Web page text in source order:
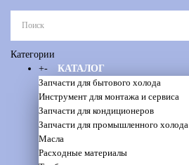
Категории
+-
КАТАЛОГ
Запчасти для бытового холода
Инструмент для монтажа и сервиса
Запчасти для кондиционеров
Запчасти для промышленного холода
Масла
Расходные материалы